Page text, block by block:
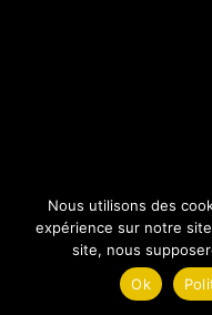
Nous utilisons des
expérience sur notre
site, nous
Ok